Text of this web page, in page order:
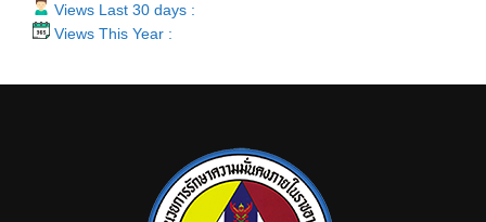
Views Last 30 days :
Views This Year :